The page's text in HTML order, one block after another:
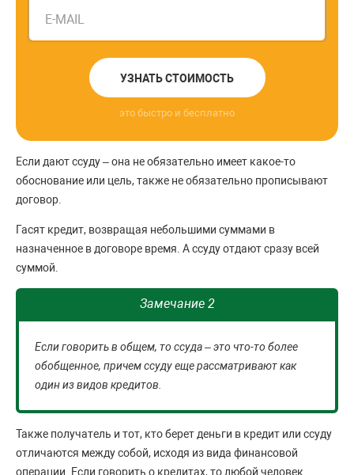
E-MAIL
УЗНАТЬ СТОИМОСТЬ
это быстро и бесплатно
Если дают ссуду – она не обязательно имеет какое-то
обоснование или цель, также не обязательно прописывают
договор.
Гасят кредит, возвращая небольшими суммами в
назначенное в договоре время. А ссуду отдают сразу всей
суммой.
Замечание 2
Если говорить в общем, то ссуда – это что-то более
обобщенное, причем ссуду еще рассматривают как
один из видов кредитов.
Также получатель и тот, кто берет деньги в кредит или ссуду
отличаются между собой, исходя из вида финансовой
операции. Если говорить о кредитах, то любой человек